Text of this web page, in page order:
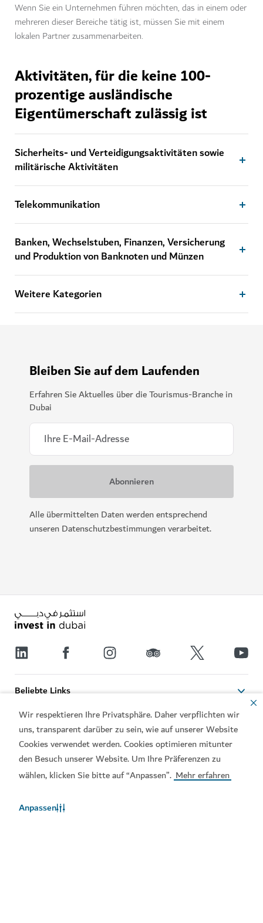
Wir respektieren Ihre Privatsphäre. Daher verpflichten wir
uns, transparent darüber zu sein, wie auf unserer Website
Cookies verwendet werden. Cookies optimieren mitunter
den Besuch unserer Website. Um Ihre Präferenzen zu
wählen, klicken Sie bitte auf “Anpassen”. Mehr erfahren
Anpassen
Wenn Sie ein Unternehmen führen möchten, das in einem oder
mehreren dieser Bereiche tätig ist, müssen Sie mit einem
lokalen Partner zusammenarbeiten.
Aktivitäten, für die keine 100-
prozentige ausländische
Eigentümerschaft zulässig ist
Sicherheits- und Verteidigungsaktivitäten sowie
militärische Aktivitäten
Telekommunikation
Banken, Wechselstuben, Finanzen, Versicherung
und Produktion von Banknoten und Münzen
Weitere Kategorien
Bleiben Sie auf dem Laufenden
Erfahren Sie Aktuelles über die Tourismus-Branche in
Dubai
Alle übermittelten Daten werden entsprechend
unseren Datenschutzbestimmungen verarbeitet.
Beliebte Links
Kontakt
Verwandte Seiten
Cookie-Hinweis